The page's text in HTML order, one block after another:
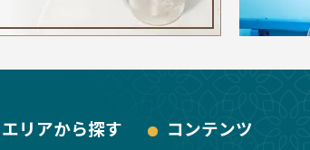
エリアから探す コンテンツ